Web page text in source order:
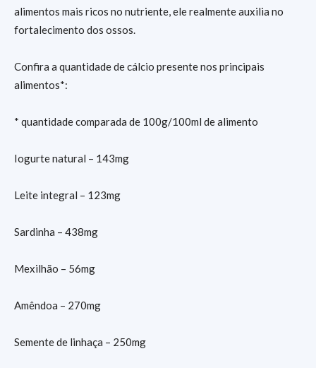
alimentos mais ricos no nutriente, ele realmente auxilia no
fortalecimento dos ossos.
Confira a quantidade de cálcio presente nos principais
alimentos*:
* quantidade comparada de 100g/100ml de alimento
Iogurte natural – 143mg
Leite integral – 123mg
Sardinha – 438mg
Mexilhão – 56mg
Amêndoa – 270mg
Semente de linhaça – 250mg